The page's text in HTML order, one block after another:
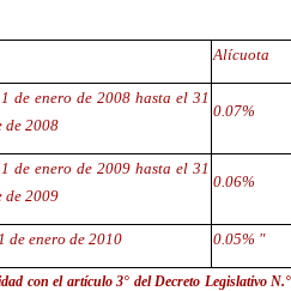
Alícuota
de enero de 2008 hasta el 31
de 2008
0.07%
de enero de 2009 hasta el 31
de 2009
0.06%
de enero de 2010 0.05% "
con el artículo 3° del Decreto Legislativo